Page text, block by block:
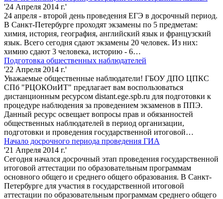
'24 Апреля 2014 г.'
24 апреля - второй день проведения ЕГЭ в досрочный период.
В Санкт-Петербурге проходят экзамены по 5 предметам:
химия, история, география, английский язык и французский
язык. Всего сегодня сдают экзамены 20 человек. Из них:
химию сдают 3 человека, историю - 6…
Подготовка общественных наблюдателей
'22 Апреля 2014 г.'
Уважаемые общественные наблюдатели! ГБОУ ДПО ЦПКС
СПб "РЦОКОиИТ" предлагает вам воспользоваться
дистанционным ресурсом distant.ege.spb.ru для подготовки к
процедуре наблюдения за проведением экзаменов в ППЭ.
Данный ресурс освещает вопросы прав и обязанностей
общественных наблюдателей в период организации,
подготовки и проведения государственной итоговой…
Начало досрочного периода проведения ГИА
'21 Апреля 2014 г.'
Сегодня начался досрочный этап проведения государственной
итоговой аттестации по образовательным программам
основного общего и среднего общего образования. В Санкт-
Петербурге для участия в государственной итоговой
аттестации по образовательным программам среднего общего